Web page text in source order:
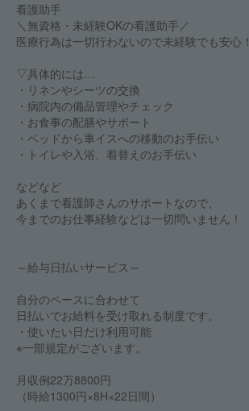
看護助手
＼無資格・未経験OKの看護助手／
医療行為は一切行わないので未経験でも安心！
▽具体的には…
・リネンやシーツの交換
・病院内の備品管理やチェック
・お食事の配膳やサポート
・ベッドから車イスへの移動のお手伝い
・トイレや入浴、着替えのお手伝い
などなど
あくまで看護師さんのサポートなので、
今までのお仕事経験などは一切問いません！
～給与日払いサービス～
自分のペースに合わせて
日払いでお給料を受け取れる制度です。
・使いたい日だけ利用可能
※一部規定がございます。
月収例22万8800円
（時給1300円×8H×22日間）